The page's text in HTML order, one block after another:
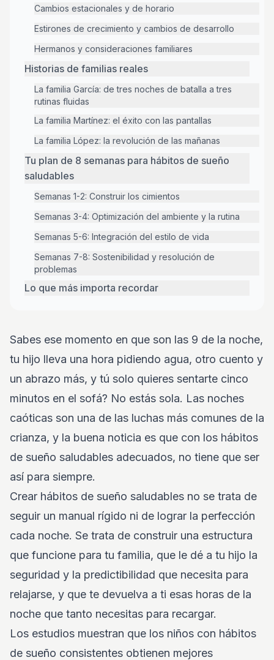
Cambios estacionales y de horario
Estirones de crecimiento y cambios de desarrollo
Hermanos y consideraciones familiares
Historias de familias reales
La familia García: de tres noches de batalla a tres
rutinas fluidas
La familia Martínez: el éxito con las pantallas
La familia López: la revolución de las mañanas
Tu plan de 8 semanas para hábitos de sueño
saludables
Semanas 1-2: Construir los cimientos
Semanas 3-4: Optimización del ambiente y la rutina
Semanas 5-6: Integración del estilo de vida
Semanas 7-8: Sostenibilidad y resolución de
problemas
Lo que más importa recordar
Sabes ese momento en que son las 9 de la noche,
tu hijo lleva una hora pidiendo agua, otro cuento y
un abrazo más, y tú solo quieres sentarte cinco
minutos en el sofá? No estás sola. Las noches
caóticas son una de las luchas más comunes de la
crianza, y la buena noticia es que con los hábitos
de sueño saludables adecuados, no tiene que ser
así para siempre.
Crear hábitos de sueño saludables no se trata de
seguir un manual rígido ni de lograr la perfección
cada noche. Se trata de construir una estructura
que funcione para tu familia, que le dé a tu hijo la
seguridad y la predictibilidad que necesita para
relajarse, y que te devuelva a ti esas horas de la
noche que tanto necesitas para recargar.
Los estudios muestran que los niños con hábitos
de sueño consistentes obtienen mejores